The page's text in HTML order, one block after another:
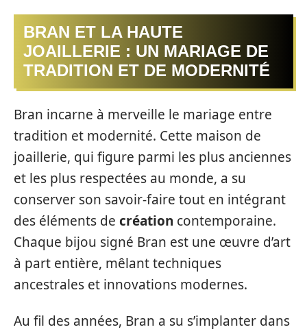
BRAN ET LA HAUTE
JOAILLERIE : UN MARIAGE DE
TRADITION ET DE MODERNITÉ
Bran incarne à merveille le mariage entre
tradition et modernité. Cette maison de
joaillerie, qui figure parmi les plus anciennes
et les plus respectées au monde, a su
conserver son savoir-faire tout en intégrant
des éléments de création contemporaine.
Chaque bijou signé Bran est une œuvre d’art
à part entière, mêlant techniques
ancestrales et innovations modernes.
Au fil des années, Bran a su s’implanter dans